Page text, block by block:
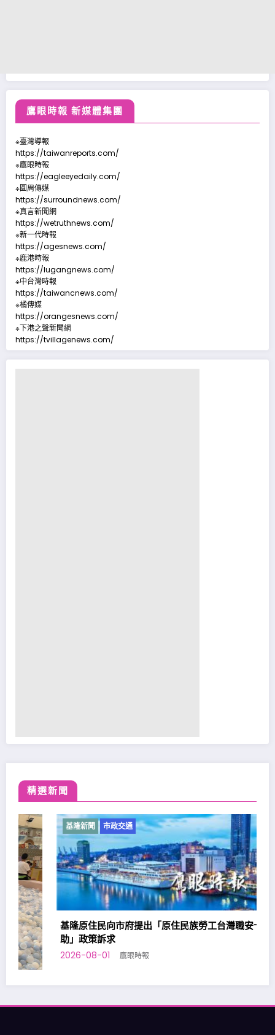
鷹眼時報 新媒體集團
※臺灣導報
https://taiwanreports.com/
※鷹眼時報
https://eagleeyedaily.com/
※圓周傳媒
https://surroundnews.com/
※真言新聞網
https://wetruthnews.com/
※新一代時報
https://agesnews.com/
※鹿港時報
https://lugangnews.com/
※中台灣時報
https://taiwancnews.com/
※橘傳媒
https://orangesnews.com/
※下港之聲新聞網
https://tvillagenews.com/
精選新聞
基隆新聞 市政交通
基隆原住民向市府提出「原住民族勞工台灣職安卡訓練補
助」政策訴求
2026-08-01 鷹眼時報